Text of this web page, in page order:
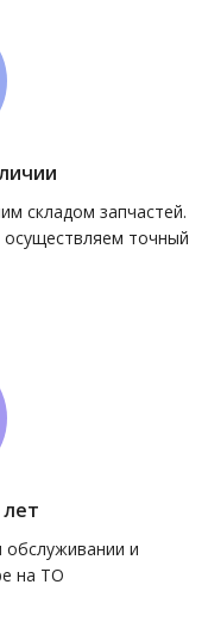
складом запчастей.
точный
и
на ТО